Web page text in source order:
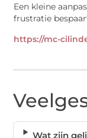
Een kleine
frustratie
https://mc-
Wat zijn